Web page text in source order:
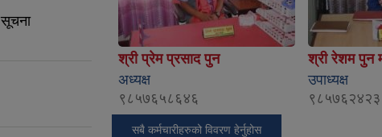
सूचना
श्री प्रेम प्रसाद पुन
अध्यक्ष
९८५७६५८६४६
श्री रेशम पुन
उपाध्यक्ष
सबै कर्मचारीहरुको विवरण हेर्नुहोस